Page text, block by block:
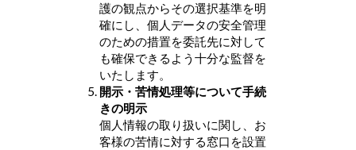
護の観点からその選択基準を明
確にし、個人データの安全管理
のための措置を委託先に対して
も確保できるよう十分な監督を
いたします。
開示・苦情処理等について手続
きの明示
個人情報の取り扱いに関し、お
客様の苦情に対する窓口を設置